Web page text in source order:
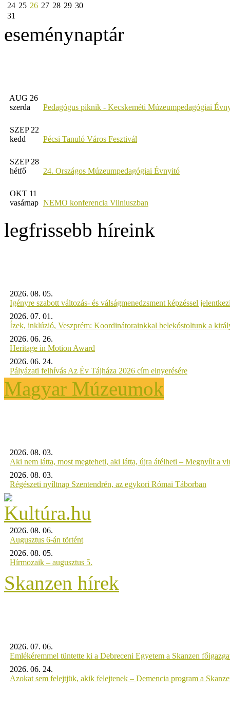
24 25 26 27 28 29 30
31
eseménynaptár
AUG 26
szerda
Pedagógus piknik - Kecskeméti Múzeumpedagógiai
SZEP 22
kedd
Pécsi Tanuló Város Fesztivál
SZEP 28
hétfő
24. Országos Múzeumpedagógiai Évnyitó
OKT 11
vasárnap NEMO konferencia Vilniuszban
legfrissebb híreink
2026. 08. 05.
Igényre szabott változás- és válságmenedzsment képzéssel
2026. 07. 01.
Ízek, inklúzió, Veszprém: Koordinátorainkkal belekóstoltunk a
2026. 06. 26.
Heritage in Motion Award
2026. 06. 24.
Pályázati felhívás Az Év Tájháza 2026 cím elnyerésére
Magyar Múzeumok
2026. 08. 03.
Aki nem látta, most megteheti, aki látta, újra átélheti – Megnyílt a
2026. 08. 03.
Régészeti nyíltnap Szentendrén, az egykori Római Táborban
2026. 08. 06.
Augusztus 6-án történt
2026. 08. 05.
Hírmozaik – augusztus 5.
Skanzen hírek
2026. 07. 06.
Emlékéremmel tüntette ki a Debreceni Egyetem a Skanzen
2026. 06. 24.
Azokat sem felejtjük, akik felejtenek – Demencia program a